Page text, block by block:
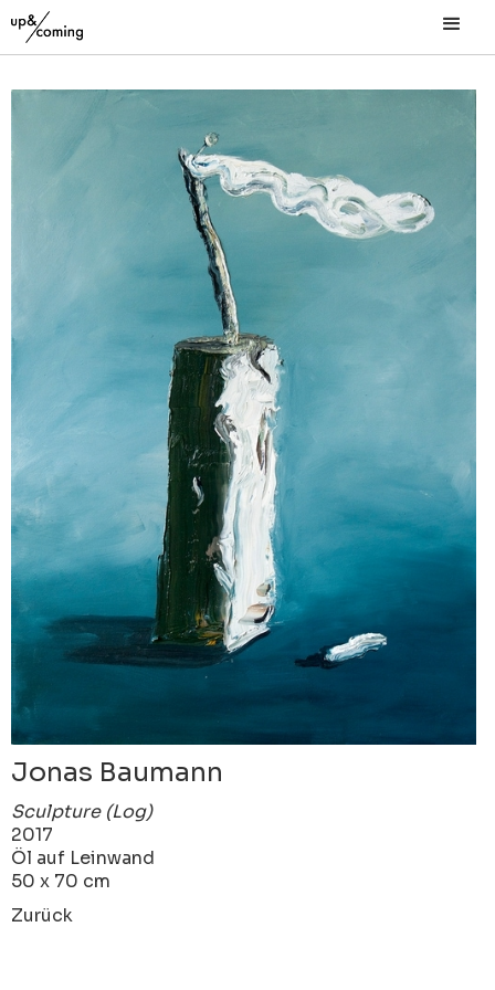
Jonas Baumann
Sculpture (Log)
2017
Öl auf Leinwand
50 x 70 cm
Zurück